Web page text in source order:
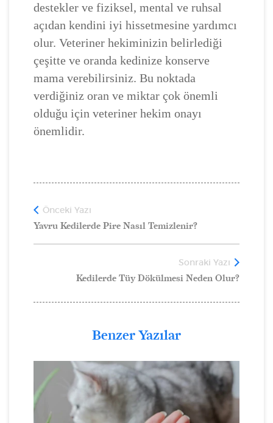
destekler ve fiziksel, mental ve ruhsal
açıdan kendini iyi hissetmesine yardımcı
olur. Veteriner hekiminizin belirlediği
çeşitte ve oranda kedinize konserve
mama verebilirsiniz. Bu noktada
verdiğiniz oran ve miktar çok önemli
olduğu için veteriner hekim onayı
önemlidir.
Önceki Yazı
Yavru Kedilerde Pire Nasıl Temizlenir?
Sonraki Yazı
Kedilerde Tüy Dökülmesi Neden Olur?
Benzer Yazılar